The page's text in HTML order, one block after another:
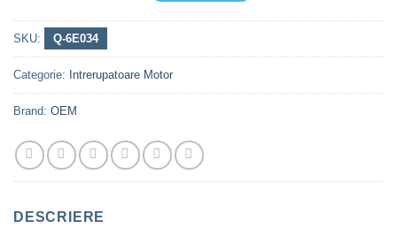
SKU: Q-6E034
Categorie: Intrerupatoare Motor
Brand: OEM
DESCRIERE